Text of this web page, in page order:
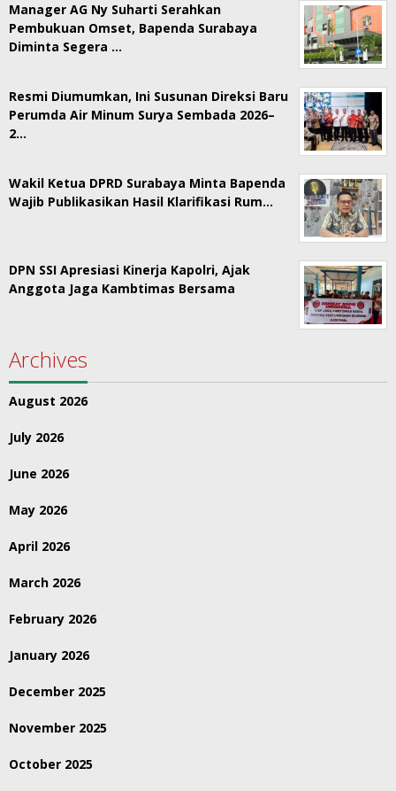
Manager AG Ny Suharti Serahkan
Pembukuan Omset, Bapenda Surabaya
Diminta Segera …
Resmi Diumumkan, Ini Susunan Direksi Baru
Perumda Air Minum Surya Sembada 2026–
2…
Wakil Ketua DPRD Surabaya Minta Bapenda
Wajib Publikasikan Hasil Klarifikasi Rum…
DPN SSI Apresiasi Kinerja Kapolri, Ajak
Anggota Jaga Kambtimas Bersama
Archives
August 2026
July 2026
June 2026
May 2026
April 2026
March 2026
February 2026
January 2026
December 2025
November 2025
October 2025